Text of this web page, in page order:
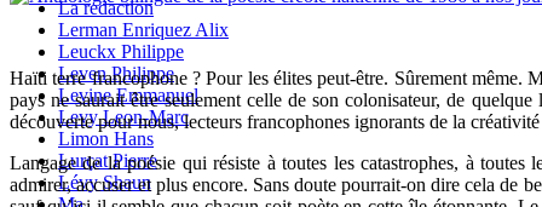
La redaction
Lerman Enriquez Alix
Leuckx Philippe
Leven Philippe
Levine Emmanuel
Levy Leon-Marc
Limon Hans
Lurçat Pierre
Lévy Shaun
Haïti terre francophone ? Pour les élites peut-être. Sûrement même.
pays ne saurait être seulement celle de son colonisateur, de
découverte pour nous, lecteurs francophones ignorants de la
Langage de la poésie qui résiste à toutes les catastrophes, à
admirer, accuser et plus encore. Sans doute pourrait-on dire cela de